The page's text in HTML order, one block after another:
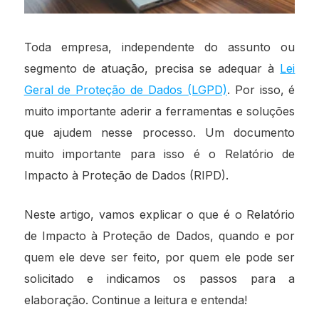
Toda empresa, independente do assunto ou
segmento de atuação, precisa se adequar à Lei
Geral de Proteção de Dados (LGPD). Por isso, é
muito importante aderir a ferramentas e soluções
que ajudem nesse processo. Um documento
muito importante para isso é o Relatório de
Impacto à Proteção de Dados (RIPD).
Neste artigo, vamos explicar o que é o Relatório
de Impacto à Proteção de Dados, quando e por
quem ele deve ser feito, por quem ele pode ser
solicitado e indicamos os passos para a
elaboração. Continue a leitura e entenda!